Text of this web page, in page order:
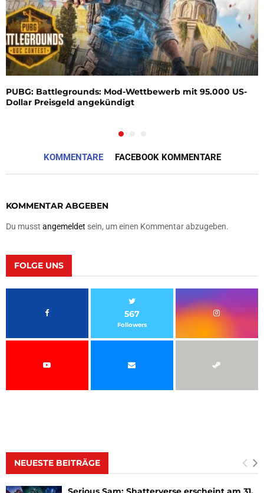
PUBG: Battlegrounds: Mod-Wettbewerb mit 95.000 US-
Dollar Preisgeld angekündigt
KOMMENTARE FACEBOOK KOMMENTARE
KOMMENTAR ABGEBEN
Du musst angemeldet sein, um einen Kommentar abzugeben.
FOLGE UNS
567
Followers
NEUESTE BEITRÄGE